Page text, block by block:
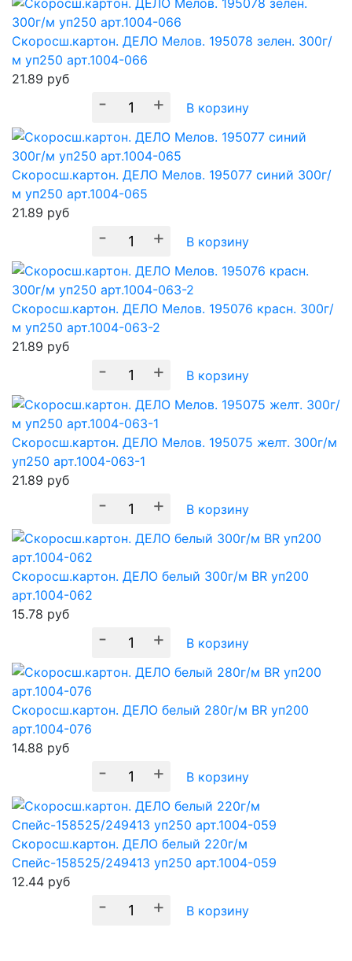
Скоросш.картон. ДЕЛО Мелов. 195078 зелен. 300г/
м уп250 арт.1004-066
21.89 руб
- + В корзину
Скоросш.картон. ДЕЛО Мелов. 195077 синий 300г/
м уп250 арт.1004-065
21.89 руб
- + В корзину
Скоросш.картон. ДЕЛО Мелов. 195076 красн. 300г/
м уп250 арт.1004-063-2
21.89 руб
- + В корзину
Скоросш.картон. ДЕЛО Мелов. 195075 желт. 300г/м
уп250 арт.1004-063-1
21.89 руб
- + В корзину
Скоросш.картон. ДЕЛО белый 300г/м BR уп200
арт.1004-062
15.78 руб
- + В корзину
Скоросш.картон. ДЕЛО белый 280г/м BR уп200
арт.1004-076
14.88 руб
- + В корзину
Скоросш.картон. ДЕЛО белый 220г/м
Спейс-158525/249413 уп250 арт.1004-059
12.44 руб
- + В корзину